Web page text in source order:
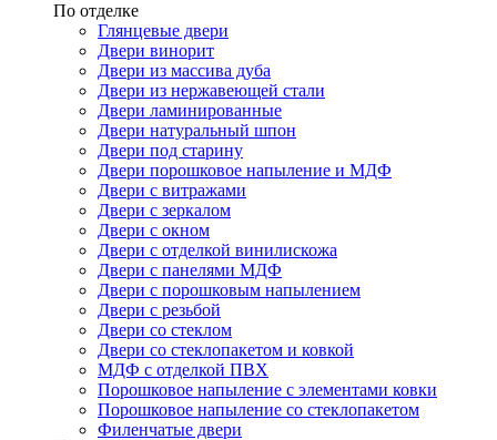
По отделке
Глянцевые двери
Двери винорит
Двери из массива дуба
Двери из нержавеющей стали
Двери ламинированные
Двери натуральный шпон
Двери под старину
Двери порошковое напыление и МДФ
Двери с витражами
Двери с зеркалом
Двери с окном
Двери с отделкой винилискожа
Двери с панелями МДФ
Двери с порошковым напылением
Двери с резьбой
Двери со стеклом
Двери со стеклопакетом и ковкой
МДФ с отделкой ПВХ
Порошковое напыление с элементами ковки
Порошковое напыление со стеклопакетом
Филенчатые двери